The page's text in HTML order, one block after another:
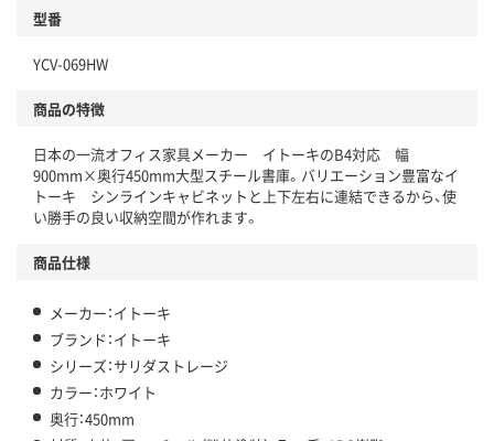
型番
YCV-069HW
商品の特徴
日本の一流オフィス家具メーカー イトーキのB4対応 幅
900mm×奥行450mm大型スチール書庫。バリエーション豊富なイ
トーキ シンラインキャビネットと上下左右に連結できるから、使
い勝手の良い収納空間が作れます。
商品仕様
メーカー：イトーキ
ブランド：イトーキ
シリーズ：サリダストレージ
カラー：ホワイト
奥行：450mm